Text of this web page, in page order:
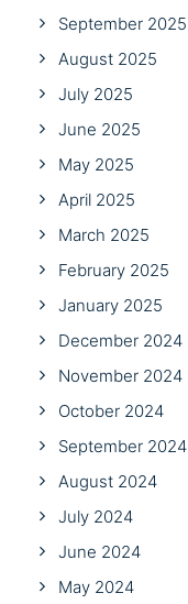
September 2025
August 2025
July 2025
June 2025
May 2025
April 2025
March 2025
February 2025
January 2025
December 2024
November 2024
October 2024
September 2024
August 2024
July 2024
June 2024
May 2024